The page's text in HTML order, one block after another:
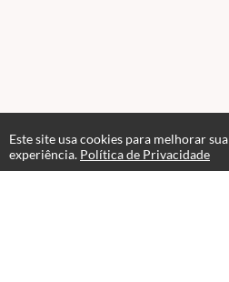
Este site usa cookies para melhorar sua
experiência. Política de Privacidade